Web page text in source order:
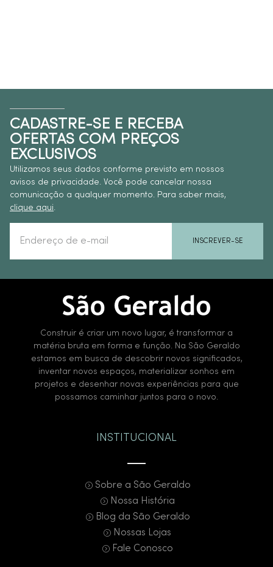
CADASTRE-SE E RECEBA
OFERTAS COM PREÇOS
EXCLUSIVOS
Utilizamos seus dados conforme previsto em nossos
avisos de privacidade. Você pode cancelar nossa
comunicação a qualquer momento. Para saber mais,
clique aqui.
INSCREVER-SE
Construir é criar um novo lugar, é transformar a
matéria bruta em forma e função. Na São Geraldo
estamos em busca de descobrir novos significados,
inventar novos espaços, materializar sonhos em
projetos e desenhar novas experiências para que
possamos caminhar juntos para o novo.
INSTITUCIONAL
Sobre a São Geraldo
Nossa História
Blog da São Geraldo
Nossas Lojas
Fale Conosco